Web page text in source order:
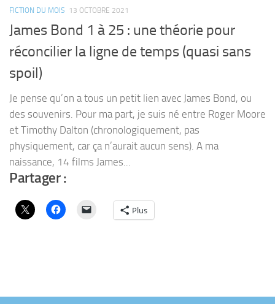
FICTION DU MOIS 13 OCTOBRE 2021
James Bond 1 à 25 : une théorie pour
réconcilier la ligne de temps (quasi sans
spoil)
Je pense qu’on a tous un petit lien avec James Bond, ou
des souvenirs. Pour ma part, je suis né entre Roger Moore
et Timothy Dalton (chronologiquement, pas
physiquement, car ça n’aurait aucun sens). A ma
naissance, 14 films James...
Partager :
Plus